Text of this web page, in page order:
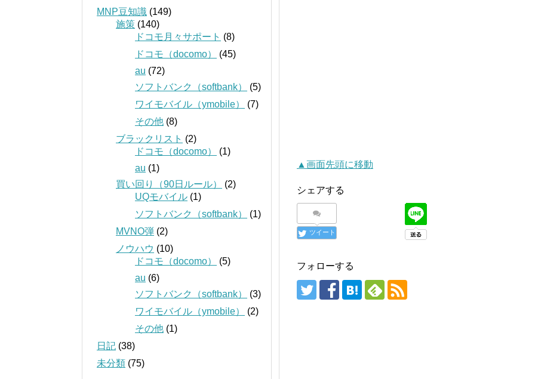
▲画面先頭に移動
シェアする
ツイート
フォローする
MNP豆知識 (149)
施策 (140)
ドコモ月々サポート (8)
ドコモ（docomo）
(45)
au (72)
ソフトバンク（softbank）
(5)
ワイモバイル（ymobile）
(7)
その他 (8)
ブラックリスト (2)
ドコモ（docomo）
(1)
au (1)
買い回り（90日ルール）
(2)
UQモバイル (1)
ソフトバンク（softbank）
(1)
MVNO弾 (2)
ノウハウ (10)
ドコモ（docomo）
(5)
au (6)
ソフトバンク（softbank）
(3)
ワイモバイル（ymobile）
(2)
その他 (1)
日記 (38)
未分類 (75)